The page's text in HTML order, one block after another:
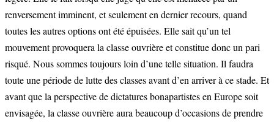
renversement imminent, et seulement en dernier recours, quand
toutes les autres options ont été épuisées. Elle sait qu’un tel
mouvement provoquera la classe ouvrière et constitue donc un pari
risqué. Nous sommes toujours loin d’une telle situation. Il faudra
toute une période de lutte des classes avant d’en arriver à ce stade. Et
avant que la perspective de dictatures bonapartistes en Europe soit
envisagée, la classe ouvrière aura beaucoup d’occasions de prendre